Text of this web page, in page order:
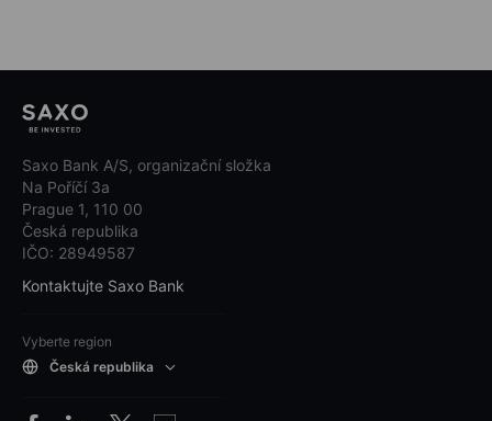
Saxo Bank A/S, organizační složka
Na Poříčí 3a
Prague 1, 110 00
Česká republika
IČO: 28949587
Kontaktujte Saxo Bank
Vyberte region
Česká republika